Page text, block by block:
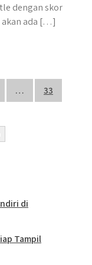
dengan skor
akan ada […]
…
33
di
Tampil